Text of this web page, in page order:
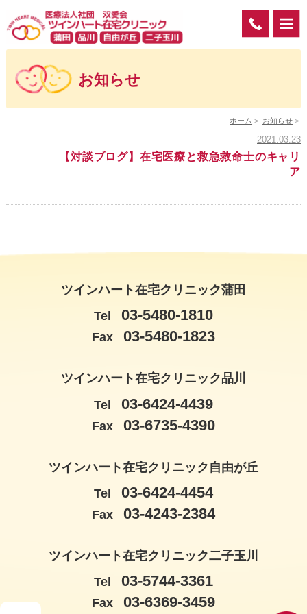
お知らせ
ホーム > お知らせ >
2021.03.23
【対談ブログ】在宅医療と救急救命士のキャリ
ア
ツインハート在宅クリニック蒲田
Tel
03-5480-1810
Fax 03-5480-1823
ツインハート在宅クリニック品川
Tel
03-6424-4439
Fax 03-6735-4390
ツインハート在宅クリニック自由が丘
Tel
03-6424-4454
Fax 03-4243-2384
ツインハート在宅クリニック二子玉川
Tel
03-5744-3361
Fax 03-6369-3459